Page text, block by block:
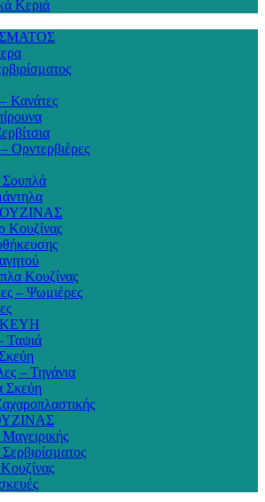
Κεριά
Κανάτες
Ορντερβιέρες
Κουζίνας
Κουζίνας
– Ψωμιέρες
Ταψιά
– Τηγάνια
Σκεύη